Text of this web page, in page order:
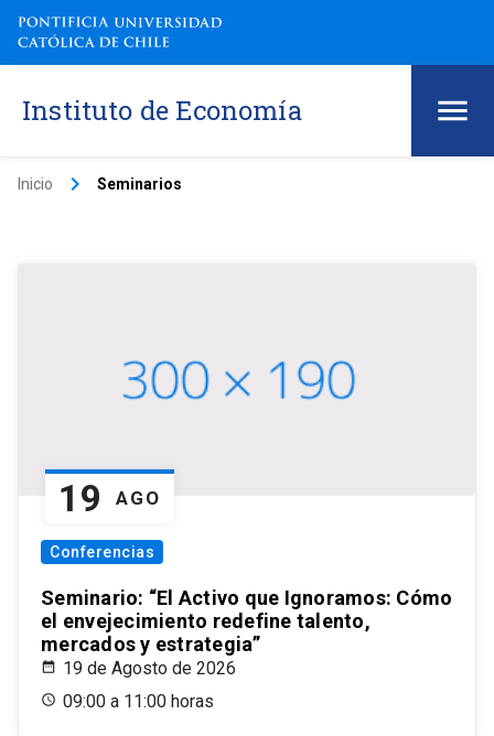
Instituto de Economía
Inicio keyboard_arrow_right Seminarios
19 AGO
Conferencias
Seminario: “El Activo que Ignoramos: Cómo
el envejecimiento redefine talento,
mercados y estrategia”
19 de Agosto de 2026
09:00 a 11:00 horas